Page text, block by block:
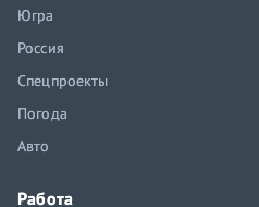
Югра
Россия
Спецпроекты
Погода
Авто
Работа